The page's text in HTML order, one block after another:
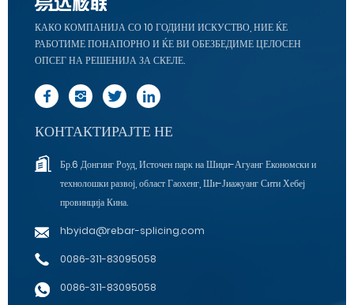
КАКО КОМПАНИЈА СО 10 ГОДИНИ ИСКУСТВО, НИЕ ЌЕ
РАБОТИМЕ ПОНАПОРНО И ЌЕ ВИ ОБЕЗБЕДИМЕ ЦЕЛОСЕН
ОПСЕГ НА РЕШЕНИЈА ЗА СКЕЛЕ.
КОНТАКТИРАЈТЕ НЕ
Бр.6 Донгинг Роуд, Источен парк на Шиџи-Агуанг Економски и
технолошки развој, област Гаохенг, Ши-Јиажуанг Сити Хебеј
провинција Кина.
hbyida@rebar-splicing.com
0086-311-83095058
0086-311-83095058